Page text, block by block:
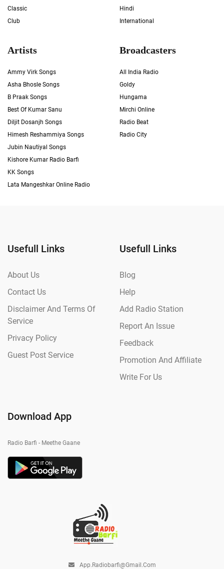
Classic
Club
Hindi
International
Artists
Ammy Virk Songs
Asha Bhosle Songs
B Praak Songs
Best Of Kumar Sanu
Diljit Dosanjh Songs
Himesh Reshammiya Songs
Jubin Nautiyal Songs
Kishore Kumar Radio Barfi
KK Songs
Lata Mangeshkar Online Radio
Broadcasters
All India Radio
Goldy
Hungama
Mirchi Online
Radio Beat
Radio City
Usefull Links
About Us
Contact Us
Disclaimer And Terms Of
Service
Privacy Policy
Guest Post Service
Usefull Links
Blog
Help
Add Radio Station
Report An Issue
Feedback
Promotion And Affiliate
Write For Us
Download App
Radio Barfi - Meethe Gaane
App.radiobarfi@gmail.com